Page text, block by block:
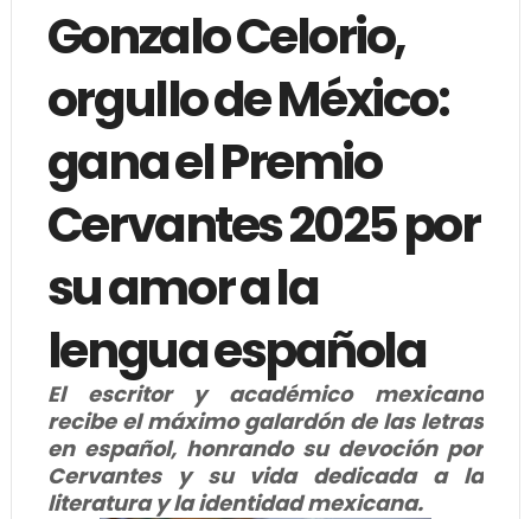
Gonzalo Celorio,
orgullo de México:
gana el Premio
Cervantes 2025 por
su amor a la
lengua española
El escritor y académico mexicano
recibe el máximo galardón de las letras
en español, honrando su devoción por
Cervantes y su vida dedicada a la
literatura y la identidad mexicana.